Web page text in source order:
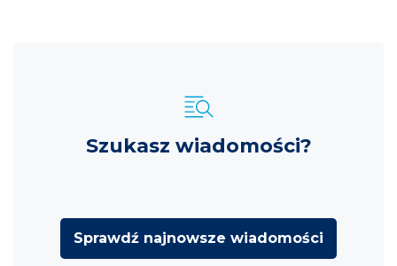
Szukasz wiadomości?
Sprawdź najnowsze wiadomości